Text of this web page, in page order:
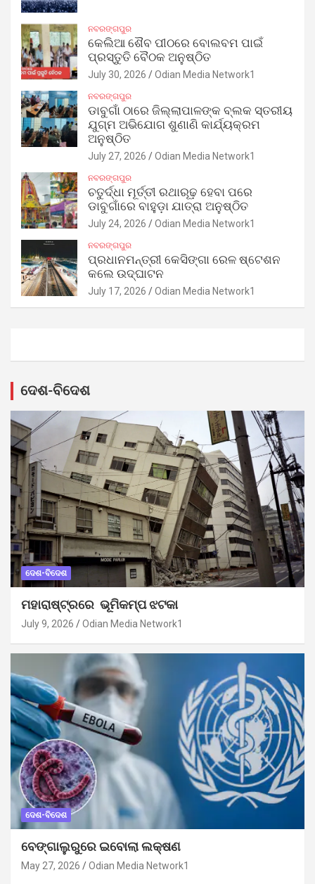
ନବରଙ୍ଗପୁର
କେଲିଆ ଶୈବ ପୀଠରେ ବୋଲବମ ପାଇଁ
ପ୍ରସ୍ତୁତି ବୈଠକ ଅନୁଷ୍ଠିତ
July 30, 2026 Odian Media Network1
ନବରଙ୍ଗପୁର
ଡାବୁଗାଁ ଠାରେ ଜିଲ୍ଲାପାଳଙ୍କ ବ୍ଲକ ସ୍ତରୀୟ
ଯୁଗ୍ମ ଅଭିଯୋଗ ଶୁଣାଣି କାର୍ଯ୍ୟକ୍ରମ
ଅନୁଷ୍ଠିତ
July 27, 2026 Odian Media Network1
ନବରଙ୍ଗପୁର
ଚତୁର୍ଦ୍ଧା ମୂର୍ତ୍ତୀ ରଥାରୂଢ଼ ହେବା ପରେ
ଡାବୁଗାଁରେ ବାହୁଡ଼ା ଯାତ୍ରା ଅନୁଷ୍ଠିତ
July 24, 2026 Odian Media Network1
ନବରଙ୍ଗପୁର
ପ୍ରଧାନମନ୍ତ୍ରୀ କେସିଙ୍ଗା ରେଳ ଷ୍ଟେଶନ
କଲେ ଉଦ୍‌ଘାଟନ
July 17, 2026 Odian Media Network1
ଦେଶ-ବିଦେଶ
ଦେଶ-ବିଦେଶ
ମହାରାଷ୍ଟ୍ରରେ ଭୂମିକମ୍ପ ଝଟକା
July 9, 2026 Odian Media Network1
ଦେଶ-ବିଦେଶ
ବେଙ୍ଗାଲୁରୁରେ ଇବୋଲା ଲକ୍ଷଣ
May 27, 2026 Odian Media Network1